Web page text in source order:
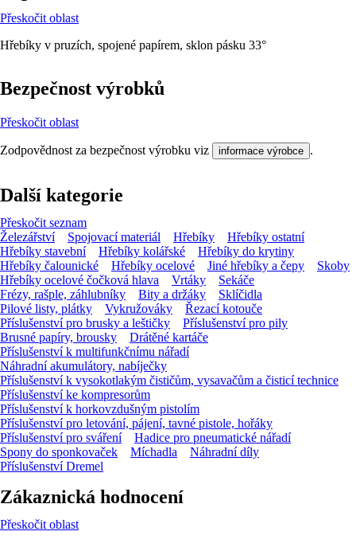
Přeskočit oblast
Hřebíky v pruzích, spojené papírem, sklon pásku 33°
Bezpečnost výrobků
Přeskočit oblast
Zodpovědnost za bezpečnost výrobku viz informace výrobce .
Další kategorie
Přeskočit seznam
Železářství
Spojovací materiál Hřebíky
Hřebíky ostatní
Hřebíky stavební
Hřebíky kolářské
Hřebíky do krytiny
Hřebíky čalounické
Hřebíky ocelové Jiné hřebíky a čepy
Skoby
Hřebíky ocelové čočková hlava
Vrtáky
Sekáče
Frézy, rašple, záhlubníky
Bity a držáky
Sklíčidla
Pilové listy, plátky
Vykružováky
Řezací kotouče
Příslušenství pro brusky a leštičky
Příslušenství pro pily
Brusné papíry, brousky
Drátěné kartáče
Příslušenství k multifunkčnímu nářadí
Náhradní akumulátory, nabíječky
Příslušenství k vysokotlakým čističům, vysavačům a čisticí technice
Příslušenství ke kompresorům
Příslušenství k horkovzdušným pistolím
Příslušenství pro letování, pájení, tavné pistole, hořáky
Příslušenství pro sváření
Hadice pro pneumatické nářadí
Spony do sponkovaček
Míchadla
Náhradní díly
Příslušenství Dremel
Zákaznická hodnocení
Přeskočit oblast